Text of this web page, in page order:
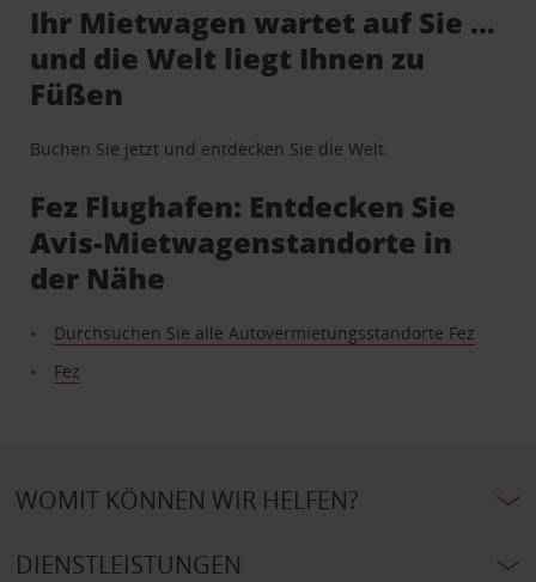
Ihr Mietwagen wartet auf Sie …
und die Welt liegt Ihnen zu
Füßen
Buchen Sie jetzt und entdecken Sie die Welt.
Fez Flughafen: Entdecken Sie
Avis-Mietwagenstandorte in
der Nähe
Durchsuchen Sie alle Autovermietungsstandorte Fez
Fez
WOMIT KÖNNEN WIR HELFEN?
DIENSTLEISTUNGEN